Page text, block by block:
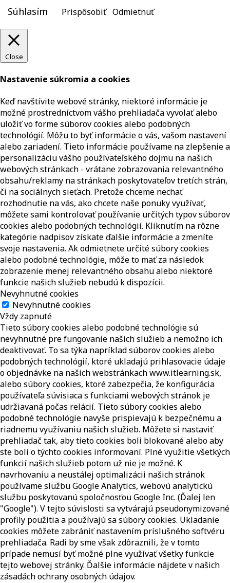
Súhlasím Prispôsobiť Odmietnuť
Close
Nastavenie súkromia a cookies
Keď navštívite webové stránky, niektoré informácie je
možné prostredníctvom vášho prehliadača vyvolať alebo
uložiť vo forme súborov cookies alebo podobných
technológií. Môžu to byť informácie o vás, vašom nastavení
alebo zariadení. Tieto informácie používame na zlepšenie a
personalizáciu vášho používateľského dojmu na našich
webových stránkach - vrátane zobrazovania relevantného
obsahu/reklamy na stránkach poskytovateľov tretích strán,
či na sociálnych sieťach. Pretože chceme nechať
rozhodnutie na vás, ako chcete naše ponuky využívať,
môžete sami kontrolovať používanie určitých typov súborov
cookies alebo podobných technológií. Kliknutím na rôzne
kategórie nadpisov získate ďalšie informácie a zmeníte
svoje nastavenia. Ak odmietnete určité súbory cookies
alebo podobné technológie, môže to mať za následok
zobrazenie menej relevantného obsahu alebo niektoré
funkcie našich služieb nebudú k dispozícii.
Nevyhnutné cookies
Nevyhnutné cookies
Vždy zapnuté
Tieto súbory cookies alebo podobné technológie sú
nevyhnutné pre fungovanie našich služieb a nemožno ich
deaktivovať. To sa týka napríklad súborov cookies alebo
podobných technológií, ktoré ukladajú prihlasovacie údaje
o objednávke na našich webstránkach www.itlearning.sk,
alebo súbory cookies, ktoré zabezpečia, že konfigurácia
používateľa súvisiaca s funkciami webových stránok je
udržiavaná počas relácií. Tieto súbory cookies alebo
podobné technológie navyše prispievajú k bezpečnému a
riadnemu využívaniu našich služieb. Môžete si nastaviť
prehliadač tak, aby tieto cookies boli blokované alebo aby
ste boli o týchto cookies informovaní. Plné využitie všetkých
funkcií našich služieb potom už nie je možné. K
navrhovaniu a neustálej optimalizácii našich stránok
používame službu Google Analytics, webovú analytickú
službu poskytovanú spoločnosťou Google Inc. (Ďalej len
"Google"). V tejto súvislosti sa vytvárajú pseudonymizované
profily použitia a používajú sa súbory cookies. Ukladanie
cookies môžete zabrániť nastavením príslušného softvéru
prehliadača. Radi by sme však zdôraznili, že v tomto
prípade nemusí byť možné plne využívať všetky funkcie
tejto webovej stránky. Ďalšie informácie nájdete v našich
zásadách ochrany osobných údajov.